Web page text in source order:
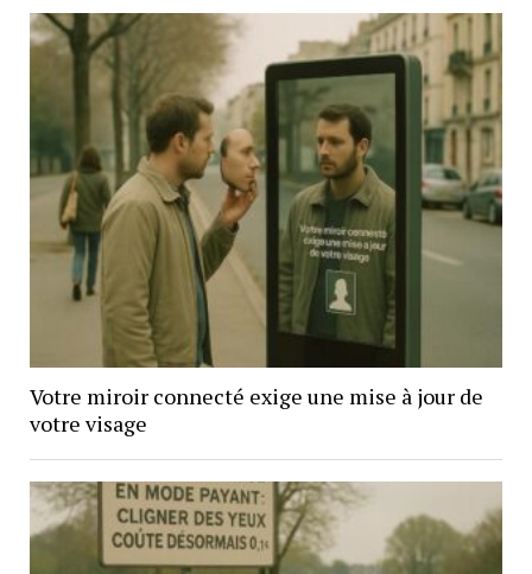
Votre miroir connecté exige une mise à jour de
votre visage